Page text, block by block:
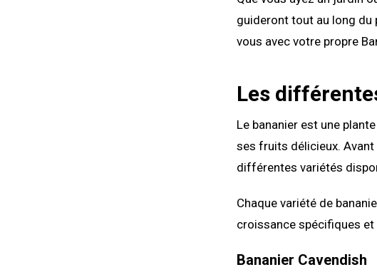
guideront tout au long du
vous avec votre propre
Les
Le bananier est une
ses fruits délicieux. Avant
différentes variétés
Chaque variété de
croissance spécifiques
Bananier Cavendish